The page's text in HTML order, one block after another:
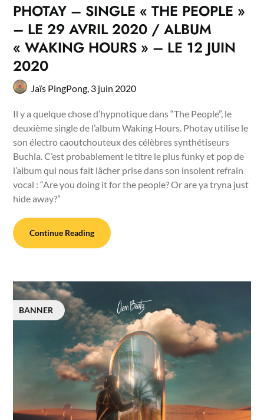
PHOTAY – SINGLE « THE PEOPLE »
– LE 29 AVRIL 2020 / ALBUM
« WAKING HOURS » – LE 12 JUIN
2020
Jaïs PingPong, 3 juin 2020
Il y a quelque chose d’hypnotique dans “The People”, le
deuxième single de l’album Waking Hours. Photay utilise le
son électro caoutchouteux des célèbres synthétiseurs
Buchla. C’est probablement le titre le plus funky et pop de
l’album qui nous fait lâcher prise dans son insolent refrain
vocal : “Are you doing it for the people? Or are ya tryna just
hide away?”
Continue Reading
BANNER